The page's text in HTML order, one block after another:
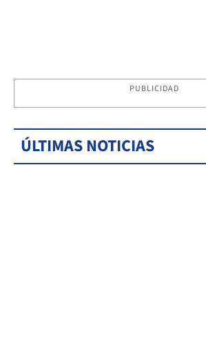
PUBLICIDAD
ÚLTIMAS NOTICIAS